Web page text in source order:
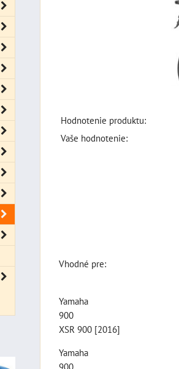
Hodnotenie produktu:
Vaše hodnotenie:
Vhodné pre:
Yamaha
900
XSR 900 [2016]
Yamaha
900